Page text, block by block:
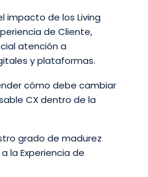
impacto de los Living
de Cliente,
atención a
y plataformas.
cómo debe cambiar
CX dentro de la
grado de madurez
la Experiencia de